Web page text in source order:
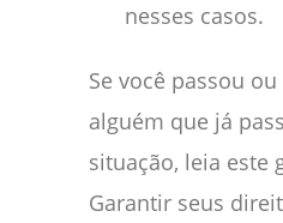
nesses casos.
Se você passou
alguém que já
situação, leia este
Garantir seus